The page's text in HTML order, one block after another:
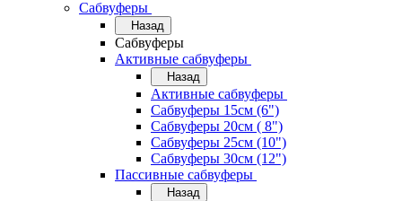
Сабвуферы
Назад
Сабвуферы
Активные сабвуферы
Назад
Активные сабвуферы
Сабвуферы 15см (6")
Сабвуферы 20см ( 8")
Сабвуферы 25см (10")
Сабвуферы 30см (12")
Пассивные сабвуферы
Назад